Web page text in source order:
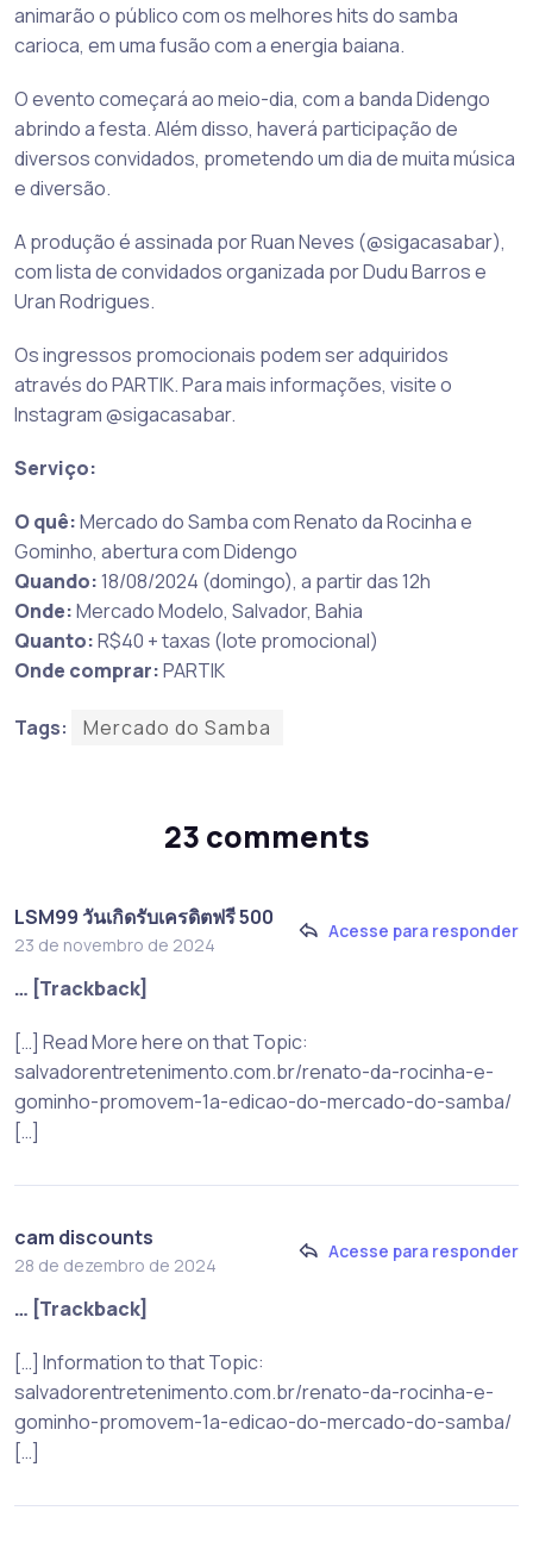
animarão o público com os melhores hits do samba
carioca, em uma fusão com a energia baiana.
O evento começará ao meio-dia, com a banda Didengo
abrindo a festa. Além disso, haverá participação de
diversos convidados, prometendo um dia de muita música
e diversão.
A produção é assinada por Ruan Neves (@sigacasabar),
com lista de convidados organizada por Dudu Barros e
Uran Rodrigues.
Os ingressos promocionais podem ser adquiridos
através do PARTIK. Para mais informações, visite o
Instagram @sigacasabar.
Serviço:
O quê:Mercado do Samba com Renato da Rocinha e
Gominho, abertura com Didengo
Quando:18/08/2024 (domingo), a partir das 12h
Onde:Mercado Modelo, Salvador, Bahia
Quanto:R$40 + taxas (lote promocional)
Onde comprar:PARTIK
Tags: Mercado do Samba
23 comments
LSM99 วันเกิดรับเครดิตฟรี 500
23 de novembro de 2024
Acesse para responder
… [Trackback]
[…] Read More here on that Topic:
salvadorentretenimento.com.br/renato-da-rocinha-e-
gominho-promovem-1a-edicao-do-mercado-do-samba/
[…]
cam discounts
28 de dezembro de 2024
Acesse para responder
… [Trackback]
[…] Information to that Topic:
salvadorentretenimento.com.br/renato-da-rocinha-e-
gominho-promovem-1a-edicao-do-mercado-do-samba/
[…]